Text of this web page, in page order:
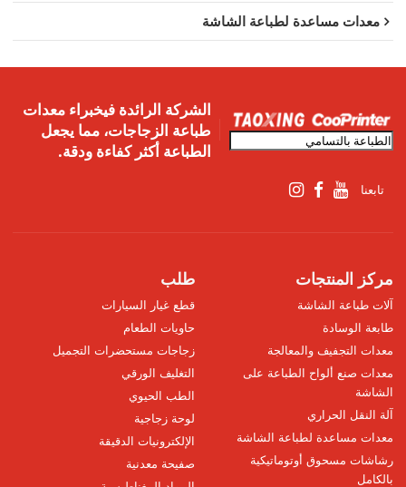
معدات مساعدة لطباعة الشاشة
الشركة الرائدة فيخبراء معدات
طباعة الزجاجات، مما يجعل
الطباعة أكثر كفاءة ودقة.
تابعنا
مركز المنتجات
آلات طباعة الشاشة
طابعة الوسادة
معدات التجفيف والمعالجة
معدات صنع ألواح الطباعة على
الشاشة
آلة النقل الحراري
معدات مساعدة لطباعة الشاشة
رشاشات مسحوق أوتوماتيكية
بالكامل
طلب
قطع غيار السيارات
حاويات الطعام
زجاجات مستحضرات التجميل
التغليف الورقي
الطب الحيوي
لوحة زجاجية
الإلكترونيات الدقيقة
صفيحة معدنية